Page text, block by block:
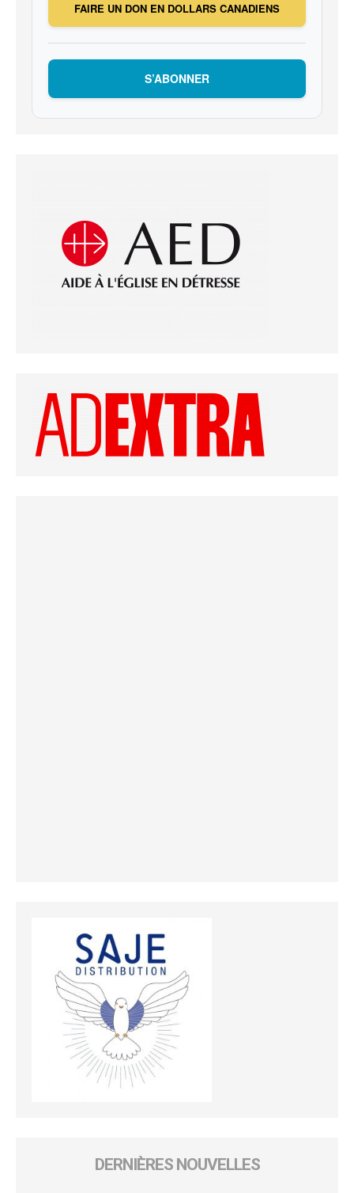
FAIRE UN DON EN DOLLARS CANADIENS
S’ABONNER
DERNIÈRES NOUVELLES